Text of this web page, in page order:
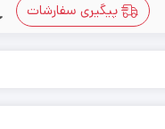
پیگیری سفارشات